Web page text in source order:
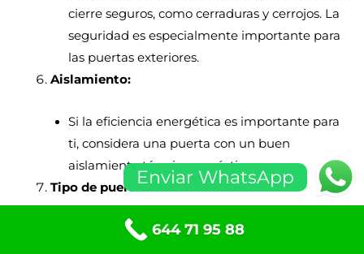
cierre seguros, como cerraduras y cerrojos. La
seguridad es especialmente importante para
las puertas exteriores.
Aislamiento:
Si la eficiencia energética es importante para
ti, considera una puerta con un buen
aislamiento térmico y acústico.
Tipo de puerta:
Elige el tipo de puerta que se adapte a tus
Enviar WhatsApp
644 71 95 88